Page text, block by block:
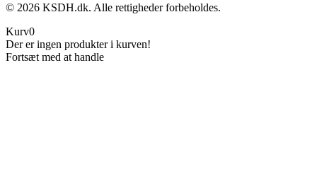
© 2026 KSDH.dk. Alle rettigheder forbeholdes.
Kurv0
Der er ingen produkter i kurven!
Fortsæt med at handle